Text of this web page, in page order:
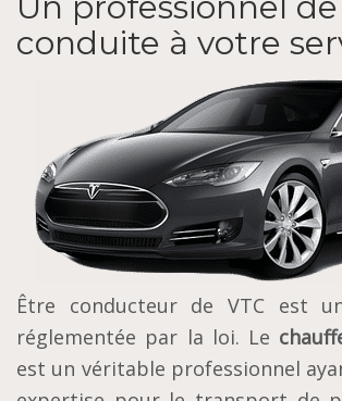
conduite à votre
Être conducteur de VTC est
réglementée par la loi. Le
est un véritable professionnel